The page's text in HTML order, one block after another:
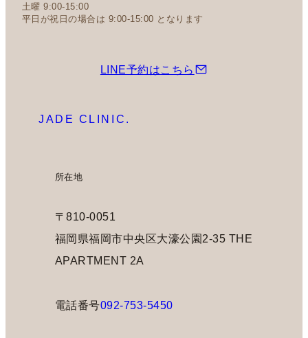
土曜 9:00-15:00
平日が祝日の場合は 9:00-15:00 となります
LINE予約はこちら
JADE CLINIC.
所在地
〒810-0051
福岡県福岡市中央区大濠公園2-35 THE
APARTMENT 2A
電話番号092-753-5450